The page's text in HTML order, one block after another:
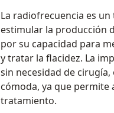
La radiofrecuencia es
estimular la producción
por su capacidad para
y tratar la flacidez. La
sin necesidad de
cómoda, ya que permite
tratamiento.